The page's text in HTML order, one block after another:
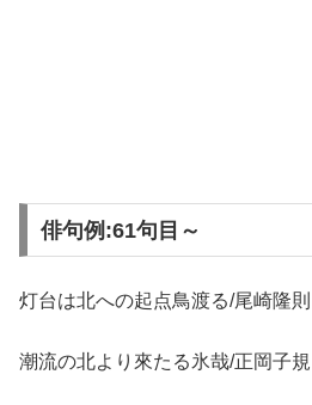
俳句例:61句目～
灯台は北への起点鳥渡る/尾崎隆則
潮流の北より來たる氷哉/正岡子規